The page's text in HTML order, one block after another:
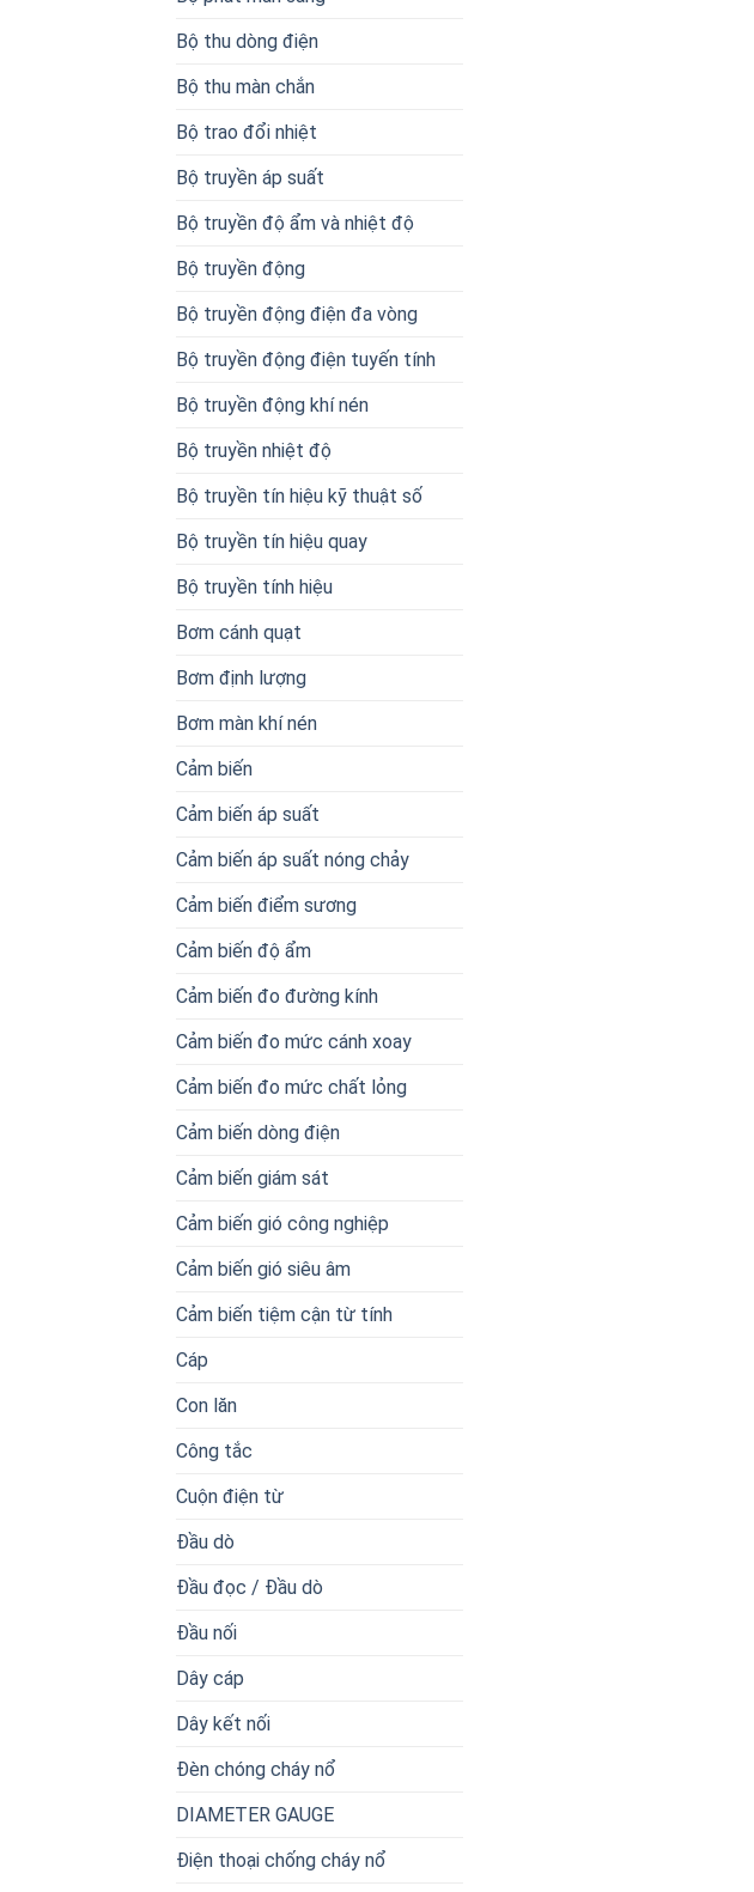
Bộ thu dòng điện
Bộ thu màn chắn
Bộ trao đổi nhiệt
Bộ truyền áp suất
Bộ truyền độ ẩm và nhiệt độ
Bộ truyền động
Bộ truyền động điện đa vòng
Bộ truyền động điện tuyến tính
Bộ truyền động khí nén
Bộ truyền nhiệt độ
Bộ truyền tín hiệu kỹ thuật số
Bộ truyền tín hiệu quay
Bộ truyền tính hiệu
Bơm cánh quạt
Bơm định lượng
Bơm màn khí nén
Cảm biến
Cảm biến áp suất
Cảm biến áp suất nóng chảy
Cảm biến điểm sương
Cảm biến độ ẩm
Cảm biến đo đường kính
Cảm biến đo mức cánh xoay
Cảm biến đo mức chất lỏng
Cảm biến dòng điện
Cảm biến giám sát
Cảm biến gió công nghiệp
Cảm biến gió siêu âm
Cảm biến tiệm cận từ tính
Cáp
Con lăn
Công tắc
Cuộn điện từ
Đầu dò
Đầu đọc / Đầu dò
Đầu nối
Dây cáp
Dây kết nối
Đèn chóng cháy nổ
DIAMETER GAUGE
Điện thoại chống cháy nổ